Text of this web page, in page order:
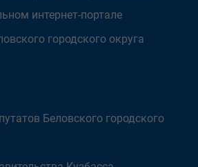
интернет-портале
городского округа
Беловского городского